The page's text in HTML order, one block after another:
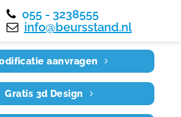
055 - 3238555
info@beursstand.nl
aanvragen
Gratis 3d Design